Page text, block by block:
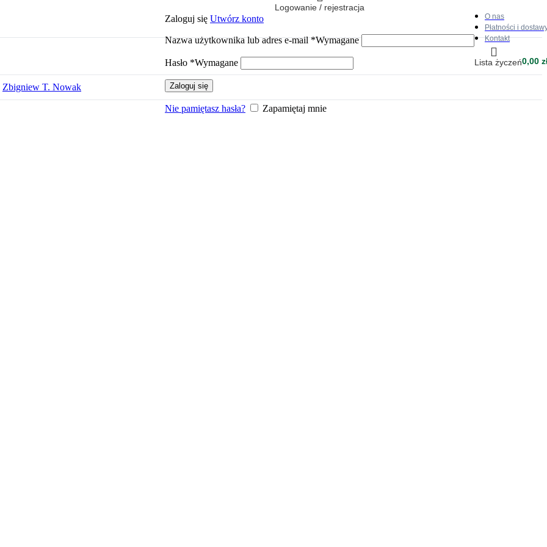
O nas
Płatności i
Kontakt
Logowanie / rejestracja
Zaloguj się Utwórz konto
Nazwa użytkownika lub adres e-mail*Wymagane
Hasło *Wymagane
Zaloguj się
Nie pamiętasz hasła? Zapamiętaj mnie
Lista życzeń0,00
Zbigniew T. Nowak